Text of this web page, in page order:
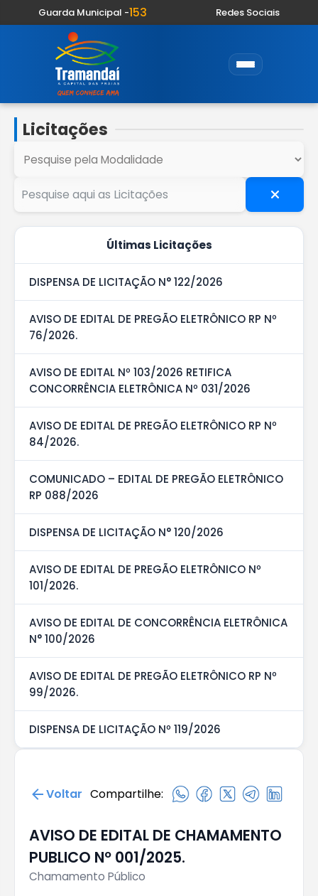
Guarda Municipal -153 Redes Sociais
Licitações
Últimas Licitações
DISPENSA DE LICITAÇÃO N° 122/2026
AVISO DE EDITAL DE PREGÃO ELETRÔNICO RP Nº
76/2026.
AVISO DE EDITAL Nº 103/2026 RETIFICA
CONCORRÊNCIA ELETRÔNICA Nº 031/2026
AVISO DE EDITAL DE PREGÃO ELETRÔNICO RP Nº
84/2026.
COMUNICADO – EDITAL DE PREGÃO ELETRÔNICO
RP 088/2026
DISPENSA DE LICITAÇÃO N° 120/2026
AVISO DE EDITAL DE PREGÃO ELETRÔNICO Nº
101/2026.
AVISO DE EDITAL DE CONCORRÊNCIA ELETRÔNICA
N° 100/2026
AVISO DE EDITAL DE PREGÃO ELETRÔNICO RP Nº
99/2026.
DISPENSA DE LICITAÇÃO Nº 119/2026
Voltar Compartilhe:
AVISO DE EDITAL DE CHAMAMENTO
PUBLICO Nº 001/2025.
Chamamento Público